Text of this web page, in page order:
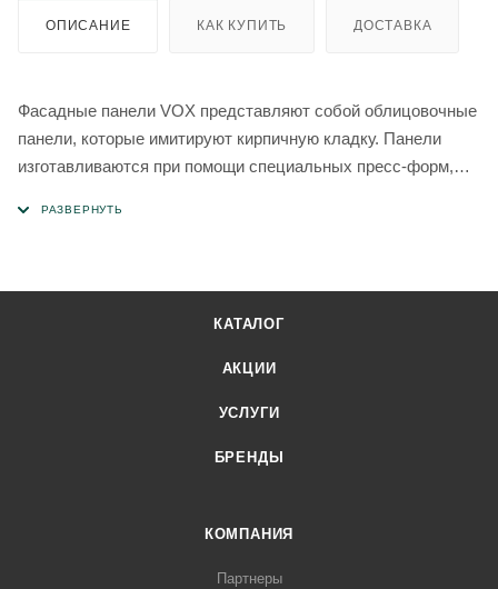
ОПИСАНИЕ КАК КУПИТЬ ДОСТАВКА
Фасадные панели VOX представляют собой облицовочные
панели, которые имитируют кирпичную кладку. Панели
изготавливаются при помощи специальных пресс-форм,
КАТАЛОГ
АКЦИИ
УСЛУГИ
БРЕНДЫ
КОМПАНИЯ
Партнеры